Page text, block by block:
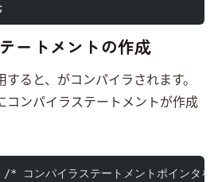
ートメントの作成
を使用すると、SQLがコンパイラされます。SQL
コンパイラステートメントが作成
ンパイラステートメントポインタ